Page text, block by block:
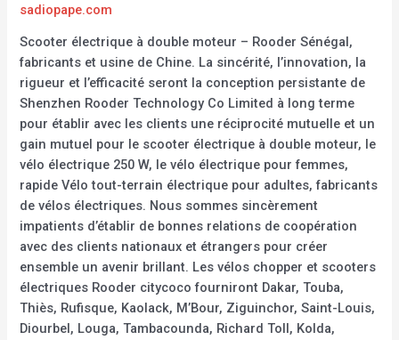
sadiopape.com
Scooter électrique à double moteur – Rooder Sénégal,
fabricants et usine de Chine. La sincérité, l’innovation, la
rigueur et l’efficacité seront la conception persistante de
Shenzhen Rooder Technology Co Limited à long terme
pour établir avec les clients une réciprocité mutuelle et un
gain mutuel pour le scooter électrique à double moteur, le
vélo électrique 250 W, le vélo électrique pour femmes,
rapide Vélo tout-terrain électrique pour adultes, fabricants
de vélos électriques. Nous sommes sincèrement
impatients d’établir de bonnes relations de coopération
avec des clients nationaux et étrangers pour créer
ensemble un avenir brillant. Les vélos chopper et scooters
électriques Rooder citycoco fourniront Dakar, Touba,
Thiès, Rufisque, Kaolack, M’Bour, Ziguinchor, Saint-Louis,
Diourbel, Louga, Tambacounda, Richard Toll, Kolda,